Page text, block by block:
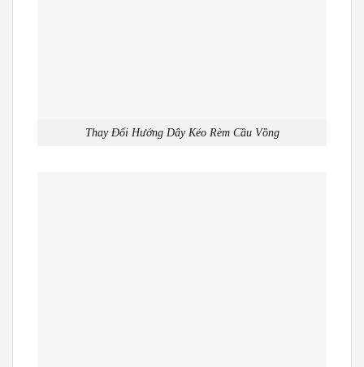
Thay Đổi Hướng Dây Kéo Rèm Cầu Vồng